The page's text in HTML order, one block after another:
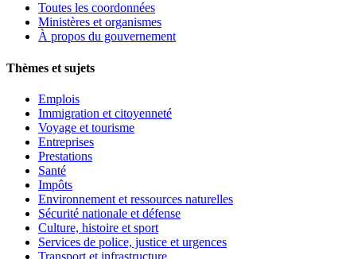
Toutes les coordonnées
Ministères et organismes
À propos du gouvernement
Thèmes et sujets
Emplois
Immigration et citoyenneté
Voyage et tourisme
Entreprises
Prestations
Santé
Impôts
Environnement et ressources naturelles
Sécurité nationale et défense
Culture, histoire et sport
Services de police, justice et urgences
Transport et infrastructure